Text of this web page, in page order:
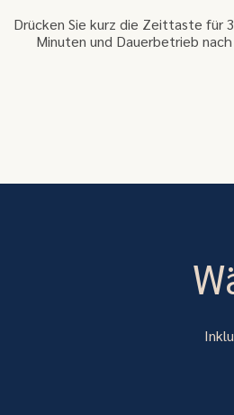
Drücken Sie kurz die Zeittaste für
Minuten und Dauerbetrieb nach